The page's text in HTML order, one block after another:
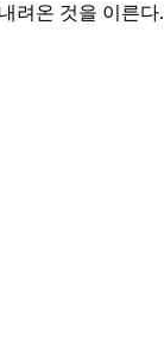
려온 것을 이른다.